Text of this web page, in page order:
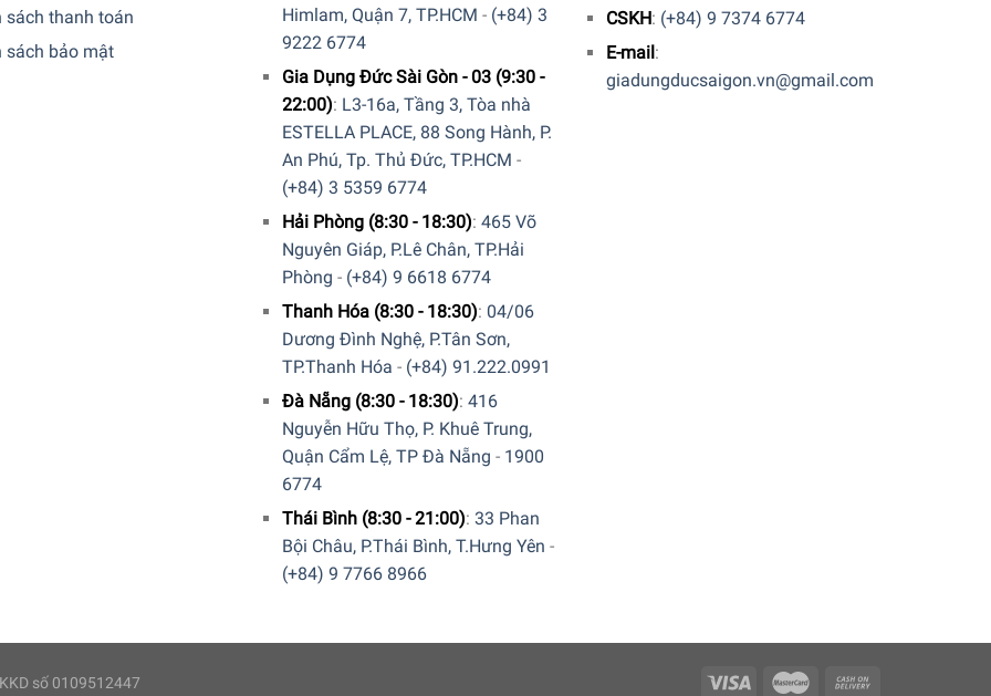
gốm không hấp thụ mùi và có khả năng chống trầy xước và vết bẩn. Bộ chày cối LeCreuset Mortar & Pestle
sách thanh toán
sách bảo mật
Himlam, Quận 7, TP.HCM - (+84) 3
9222 6774
Gia Dụng Đức Sài Gòn - 03 (9:30 -
22:00): L3-16a, Tầng 3, Tòa nhà
ESTELLA PLACE, 88 Song Hành, P.
An Phú, Tp. Thủ Đức, TP.HCM -
(+84) 3 5359 6774
Hải Phòng (8:30 - 18:30): 465 Võ
Nguyên Giáp, P.Lê Chân, TP.Hải
Phòng - (+84) 9 6618 6774
Thanh Hóa (8:30 - 18:30): 04/06
Dương Đình Nghệ, P.Tân Sơn,
TP.Thanh Hóa - (+84) 91.222.0991
Đà Nẵng (8:30 - 18:30): 416
Nguyễn Hữu Thọ, P. Khuê Trung,
Quận Cẩm Lệ, TP Đà Nẵng - 1900
6774
Thái Bình (8:30 - 21:00): 33 Phan
Bội Châu, P.Thái Bình, T.Hưng Yên -
(+84) 9 7766 8966
CSKH: (+84) 9 7374 6774
E-mail:
giadungducsaigon.vn@gmail.com
số 0109512447